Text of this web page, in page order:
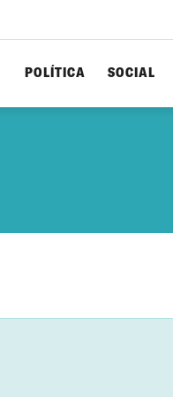
POLÍTICA SOCIAL